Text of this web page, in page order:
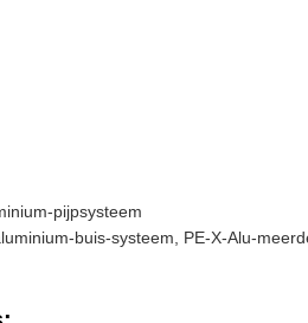
pijpsysteem
buis-systeem, PE-X-Alu-